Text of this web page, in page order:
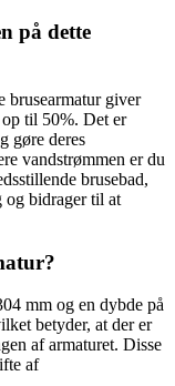
på dette
brusearmatur giver
til 50%. Det er
gøre deres
vandstrømmen er du
brusebad,
og bidrager til at
mm og en dybde på
betyder, at der er
af armaturet. Disse
af